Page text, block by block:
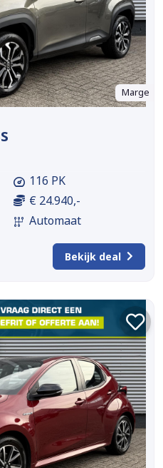
Marge
116 PK
€ 24.940,-
Automaat
Bekijk deal